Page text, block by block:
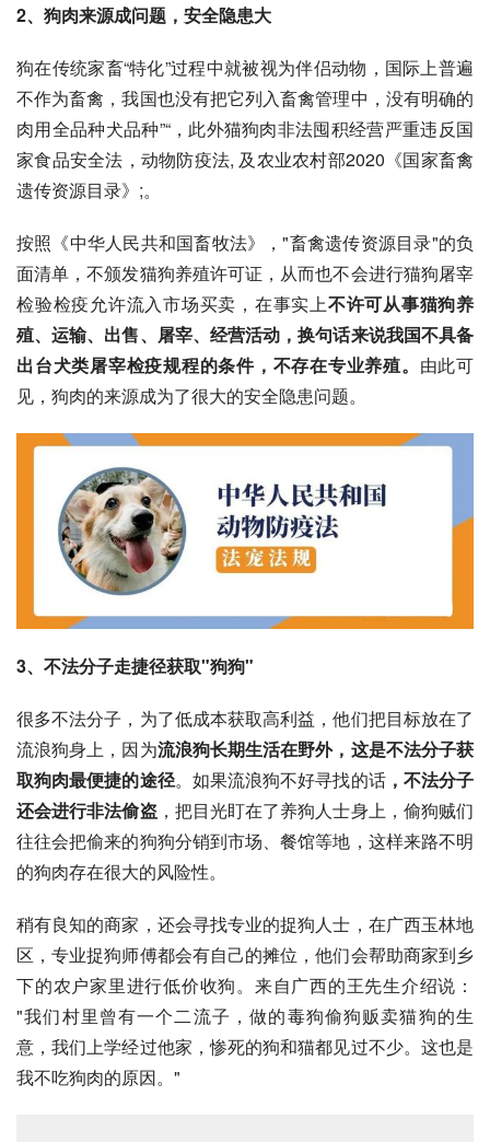
2、狗肉来源成问题，安全隐患大
狗在传统家畜“特化”过程中就被视为伴侣动物 ，国际上普遍
不作为畜禽，我国也没有把它列入畜禽管理中，没有明确的
肉用全品种犬品种”“，此外猫狗肉非法囤积经营严重违反国
家食品安全法， 动物防疫法, 及农业农村部2020《国家畜禽
遗传资源目录》;。
按照《中华人民共和国畜牧法》，"畜禽遗传资源目录"的负
面清单，不颁发猫狗养殖许可证，从而也不会进行猫狗屠宰
检验检疫允许流入市场买卖，在事实上不许可从事猫狗养
殖、运输、出售、屠宰、经营活动，换句话来说我国不具备
出台犬类屠宰检疫规程的条件，不存在专业养殖。 由此可
见，狗肉的来源成为了很大的安全隐患问题。
3、不法分子走捷径获取"狗狗"
很多不法分子，为了低成本获取高利益，他们把目标放在了
流浪狗身上，因为流浪狗长期生活在野外，这是不法分子获
取狗肉最便捷的途径。如果流浪狗不好寻找的话，不法分子
还会进行非法偷盗，把目光盯在了养狗人士身上，偷狗贼们
往往会把偷来的狗狗分销到市场、餐馆等地，这样来路不明
的狗肉存在很大的风险性。
稍有良知的商家，还会寻找专业的捉狗人士，在广西玉林地
区，专业捉狗师傅都会有自己的摊位，他们会帮助商家到乡
下的农户家里进行低价收狗。来自广西的王先生介绍说：
"我们村里曾有一个二流子，做的毒狗偷狗贩卖猫狗的生
意，我们上学经过他家，惨死的狗和猫都见过不少。这也是
我不吃狗肉的原因。"